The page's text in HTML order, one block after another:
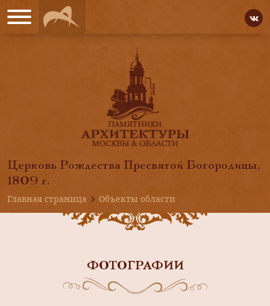
Церковь Рождества Пресвятой Богородицы,
1809 г.
Главная страница
Объекты области
ФОТОГРАФИИ